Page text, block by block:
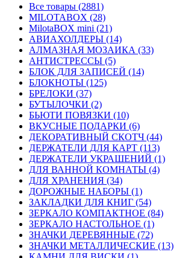
Все товары (2881)
MILOTABOX (28)
MilotaBOX mini (21)
АВИАХОЛДЕРЫ (14)
АЛМАЗНАЯ МОЗАИКА (33)
АНТИСТРЕССЫ (5)
БЛОК ДЛЯ ЗАПИСЕЙ (14)
БЛОКНОТЫ (125)
БРЕЛОКИ (37)
БУТЫЛОЧКИ (2)
БЬЮТИ ПОВЯЗКИ (10)
ВКУСНЫЕ ПОДАРКИ (6)
ДЕКОРАТИВНЫЙ СКОТЧ (44)
ДЕРЖАТЕЛИ ДЛЯ КАРТ (113)
ДЕРЖАТЕЛИ УКРАШЕНИЙ (1)
ДЛЯ ВАННОЙ КОМНАТЫ (4)
ДЛЯ ХРАНЕНИЯ (34)
ДОРОЖНЫЕ НАБОРЫ (1)
ЗАКЛАДКИ ДЛЯ КНИГ (54)
ЗЕРКАЛО КОМПАКТНОЕ (84)
ЗЕРКАЛО НАСТОЛЬНОЕ (1)
ЗНАЧКИ ДЕРЕВЯННЫЕ (72)
ЗНАЧКИ МЕТАЛЛИЧЕСКИЕ (13)